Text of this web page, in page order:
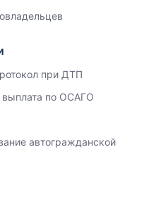
при ДТП
выплата по ОСАГО
автогражданской